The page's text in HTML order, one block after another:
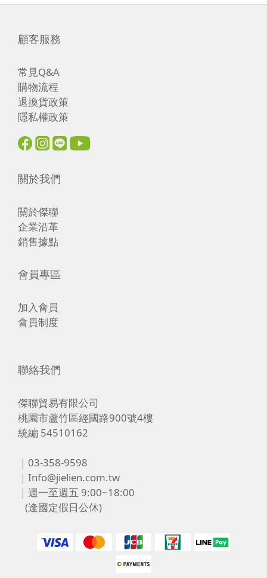
顧客服務
常見Q&A
購物流程
退換貨政策
隱私權政策
關於我們
關於傑聯
企業沿革
銷售據點
會員專區
加入會員
會員制度
聯絡我們
傑聯貿易有限公司
桃園市蘆竹區經國路900號4樓
統編 54510162
｜03-358-9598
｜Info@jielien.com.tw
｜週一至週五 9:00~18:00
(逢國定假日公休)